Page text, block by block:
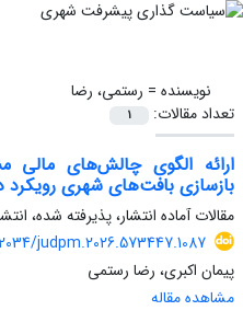
نویسنده = رستمی، رضا
تعداد مقالات:
1
ارائه الگوی چالش‌های
بازسازی بافت‌های شهری رویکرد
مقالات آماده انتشار، پذیرفته شده،
judpm.2026.573447.1087
پیمان اکبری، رضا رستمی
مشاهده مقاله